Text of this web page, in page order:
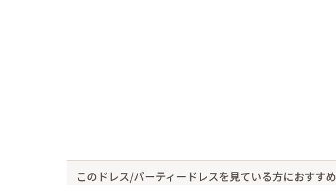
このドレス/パーティードレスを見ている方におすすめ